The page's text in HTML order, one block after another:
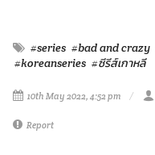
#series #bad and crazy
#koreanseries #ซีรีส์เกาหลี
10th May 2022, 4:52 pm
Report